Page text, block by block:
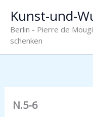
Inhalt
springen
Kunst-und-
Berlin - Pierre de
schenken
N.5-6